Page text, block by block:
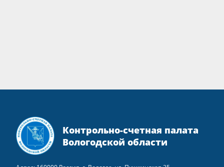
Контрольно-счетная палата
Вологодской области